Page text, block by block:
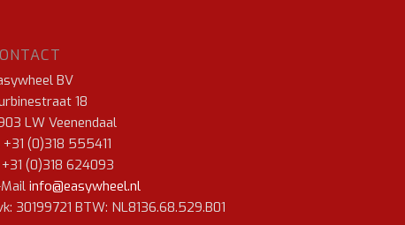
BV
18
LW Veenendaal
+31 (0)318 555411
+31 (0)318 624093
info@easywheel.nl
30199721 BTW: NL8136.68.529.B01